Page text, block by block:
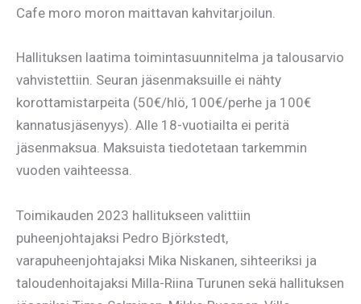
Cafe moro moron maittavan kahvitarjoilun.
Hallituksen laatima toimintasuunnitelma ja talousarvio
vahvistettiin. Seuran jäsenmaksuille ei nähty
korottamistarpeita (50€/hlö, 100€/perhe ja 100€
kannatusjäsenyys). Alle 18-vuotiailta ei peritä
jäsenmaksua. Maksuista tiedotetaan tarkemmin
vuoden vaihteessa.
Toimikauden 2023 hallitukseen valittiin
puheenjohtajaksi Pedro Björkstedt,
varapuheenjohtajaksi Mika Niskanen, sihteeriksi ja
taloudenhoitajaksi Milla-Riina Turunen sekä hallituksen